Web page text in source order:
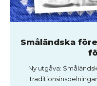
Småländska
Ny utgåva: